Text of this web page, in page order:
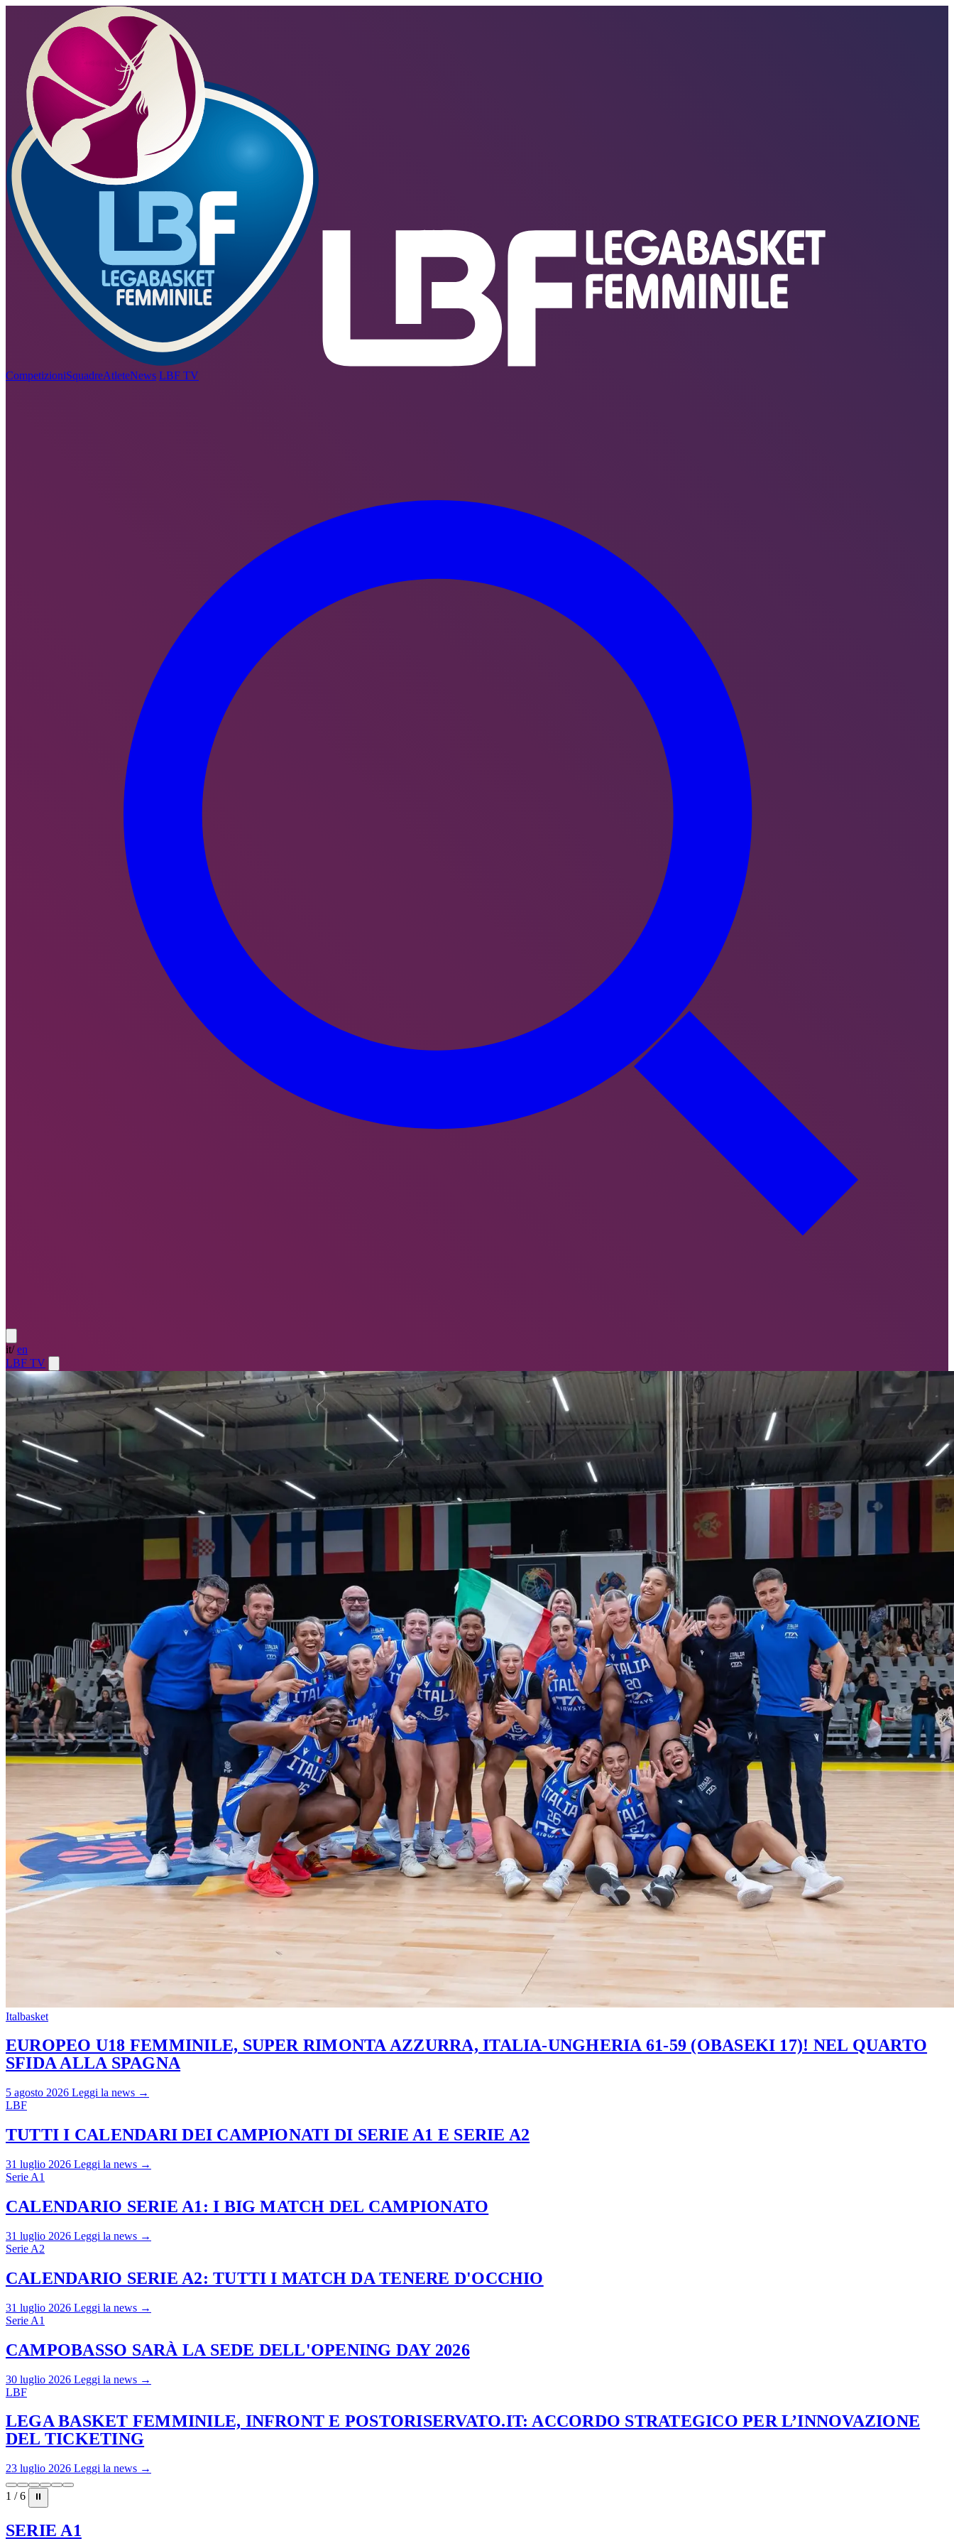
CompetizioniSquadreAtleteNews LBF TV
it/ en
LBF TV
Italbasket
EUROPEO U18 FEMMINILE, SUPER RIMONTA AZZURRA, ITALIA-UNGHERIA 61-59 (OBASEKI 17)! NEL QUARTO
SFIDA ALLA SPAGNA
5 agosto 2026 Leggi la news →
LBF
TUTTI I CALENDARI DEI CAMPIONATI DI SERIE A1 E SERIE A2
31 luglio 2026 Leggi la news →
Serie A1
CALENDARIO SERIE A1: I BIG MATCH DEL CAMPIONATO
31 luglio 2026 Leggi la news →
Serie A2
CALENDARIO SERIE A2: TUTTI I MATCH DA TENERE D'OCCHIO
31 luglio 2026 Leggi la news →
Serie A1
CAMPOBASSO SARÀ LA SEDE DELL'OPENING DAY 2026
30 luglio 2026 Leggi la news →
LBF
LEGA BASKET FEMMINILE, INFRONT E POSTORISERVATO.IT: ACCORDO STRATEGICO PER L’INNOVAZIONE
DEL TICKETING
23 luglio 2026 Leggi la news →
1 / 6 ⏸
SERIE A1